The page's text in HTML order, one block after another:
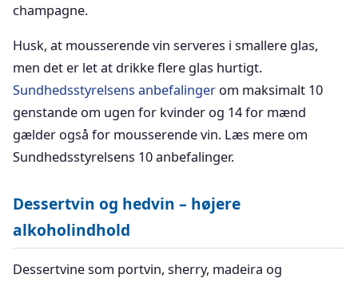
champagne.
Husk, at mousserende vin serveres i smallere glas,
men det er let at drikke flere glas hurtigt.
Sundhedsstyrelsens anbefalinger om maksimalt 10
genstande om ugen for kvinder og 14 for mænd
gælder også for mousserende vin. Læs mere om
Sundhedsstyrelsens 10 anbefalinger.
Dessertvin og hedvin – højere
alkoholindhold
Dessertvine som portvin, sherry, madeira og